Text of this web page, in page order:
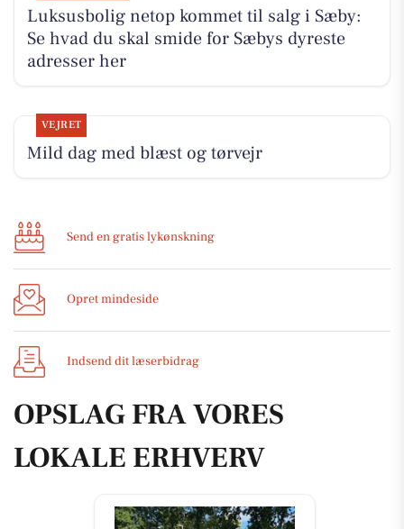
Luksusbolig netop kommet til salg i Sæby:
Se hvad du skal smide for Sæbys dyreste
adresser her
VEJRET
Mild dag med blæst og tørvejr
Send en gratis lykønskning
Opret mindeside
Indsend dit læserbidrag
OPSLAG FRA VORES
LOKALE ERHVERV